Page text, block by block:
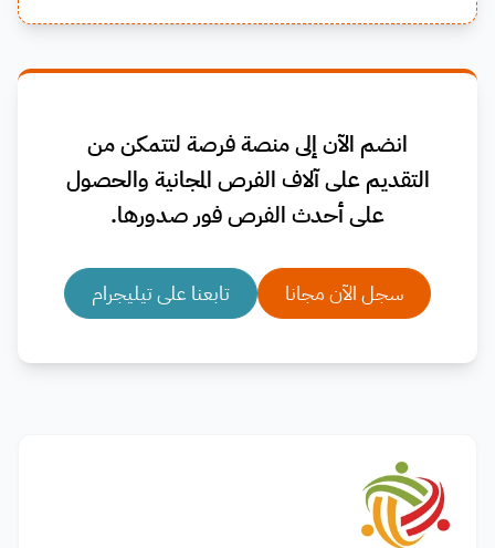
انضم الآن إلى منصة فرصة لتتمكن من
التقديم على آلاف الفرص المجانية والحصول
على أحدث الفرص فور صدورها.
سجل الآن مجانا تابعنا على تيليجرام